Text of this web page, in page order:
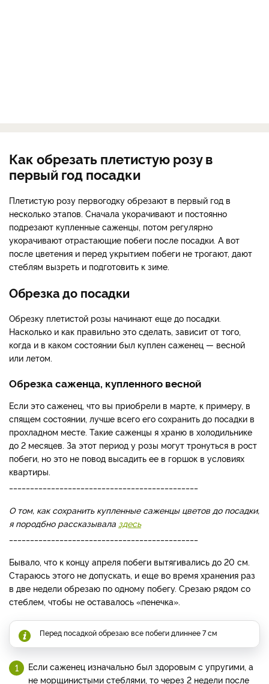
Как обрезать плетистую розу в
первый год посадки
Плетистую розу первогодку обрезают в первый год в
несколько этапов. Сначала укорачивают и постоянно
подрезают купленные саженцы, потом регулярно
укорачивают отрастающие побеги после посадки. А вот
после цветения и перед укрытием побеги не трогают, дают
стеблям вызреть и подготовить к зиме.
Обрезка до посадки
Обрезку плетистой розы начинают еще до посадки.
Насколько и как правильно это сделать, зависит от того,
когда и в каком состоянии был куплен саженец — весной
или летом.
Обрезка саженца, купленного весной
Если это саженец, что вы приобрели в марте, к примеру, в
спящем состоянии, лучше всего его сохранить до посадки в
прохладном месте. Такие саженцы я храню в холодильнике
до 2 месяцев. За этот период у розы могут тронуться в рост
побеги, но это не повод высадить ее в горшок в условиях
квартиры.
О том, как сохранить купленные саженцы цветов до посадки,
я породбно рассказывала здесь
Бывало, что к концу апреля побеги вытягивались до 20 см.
Стараюсь этого не допускать, и еще во время хранения раз
в две недели обрезаю по одному побегу. Срезаю рядом со
стеблем, чтобы не оставалось «пенечка».
Перед посадкой обрезаю все побеги длиннее 7 см
Если саженец изначально был здоровым с упругими, а
не морщинистыми стеблями, то через 2 недели после